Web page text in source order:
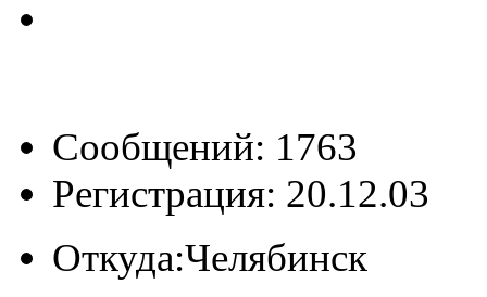
Сообщений: 1763
Регистрация: 20.12.03
Откуда:Челябинск